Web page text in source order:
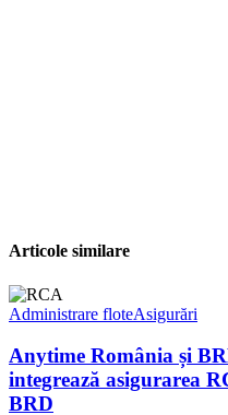
Articole similare
Administrare floteAsigurări
Anytime România și
integrează asigurarea
BRD